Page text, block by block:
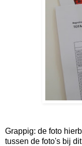
Grappig: de foto
tussen de foto's bij